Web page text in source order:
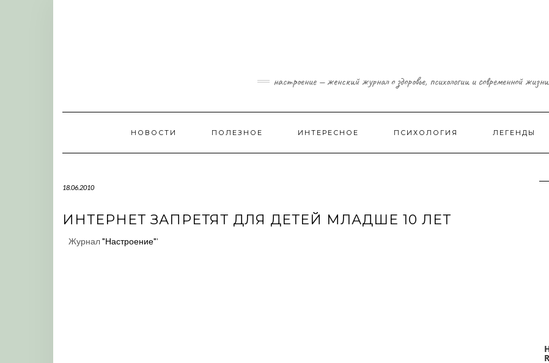
настроение — женский журнал о здоровье, психологии и современной жизни
НОВОСТИ ПОЛЕЗНОЕ ИНТЕРЕСНОЕ ПСИХОЛОГИЯ ЛЕГЕНДЫ
18.06.2010
ИНТЕРНЕТ ЗАПРЕТЯТ ДЛЯ ДЕТЕЙ МЛАДШЕ 10 ЛЕТ
Журнал"Настроение"'